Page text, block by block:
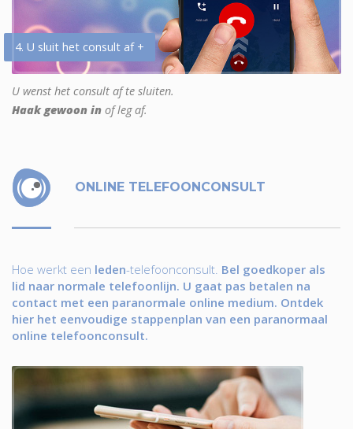
4. U sluit het consult af +
U wenst het consult af te sluiten.
Haak gewoon in of leg af.
ONLINE TELEFOONCONSULT
Hoe werkt een leden-telefoonconsult. Bel goedkoper als
lid naar normale telefoonlijn. U gaat pas betalen na
contact met een paranormale online medium. Ontdek
hier het eenvoudige stappenplan van een paranormaal
online telefoonconsult.